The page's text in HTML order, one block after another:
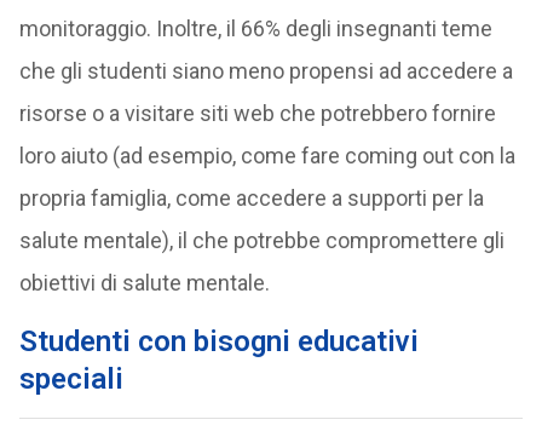
monitoraggio. Inoltre, il 66% degli insegnanti teme
che gli studenti siano meno propensi ad accedere a
risorse o a visitare siti web che potrebbero fornire
loro aiuto (ad esempio, come fare coming out con la
propria famiglia, come accedere a supporti per la
salute mentale), il che potrebbe compromettere gli
obiettivi di salute mentale.
Studenti con bisogni educativi
speciali